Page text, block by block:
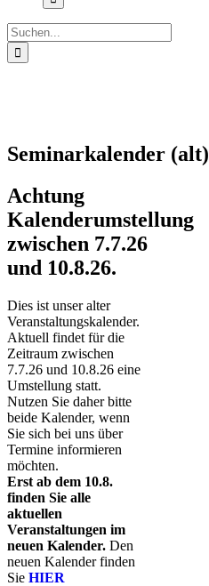
Suche
nach:
Seminarkalender (alt)
Achtung
Kalenderumstellung
zwischen 7.7.26
und 10.8.26.
Dies ist unser alter
Veranstaltungskalender.
Aktuell findet für die
Zeitraum zwischen
7.7.26 und 10.8.26 eine
Umstellung statt.
Nutzen Sie daher bitte
beide Kalender, wenn
Sie sich bei uns über
Termine informieren
möchten.
Erst ab dem 10.8.
finden Sie alle
aktuellen
Veranstaltungen im
neuen Kalender. Den
neuen Kalender finden
Sie HIER